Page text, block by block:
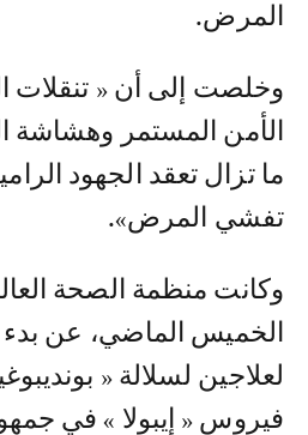
المرض.
وخلصت إلى أن « تنقلات
الأمن المستمر وهشاشة
ما تزال تعقد الجهود
تفشي المرض».
وكانت منظمة الصحة
الخميس الماضي، عن بدء
لعلاجين لسلالة «
فيروس « إيبولا » في